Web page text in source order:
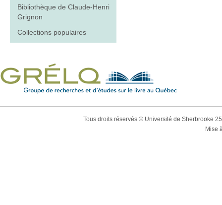
Bibliothèque de Claude-Henri
Grignon
Collections populaires
Tous droits réservés © Université de Sherbrooke
Mise